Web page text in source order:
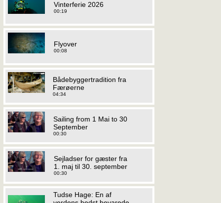
Vinterferie 2026
00:19
Flyover
00:08
Bådebyggertradition fra
Færøerne
04:34
Sailing from 1 Mai to 30
September
00:30
Sejladser for gæster fra
1. maj til 30. september
00:30
Tudse Hage: En af